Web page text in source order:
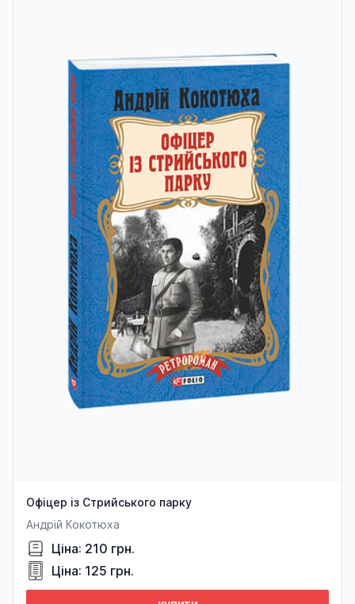
Офіцер із Стрийського парку
Андрій Кокотюха
Ціна: 210 грн.
Ціна: 125 грн.